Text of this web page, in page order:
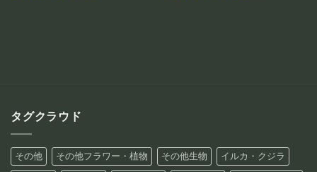
タグクラウド
その他 その他フラワー・植物 その他生物 イルカ・クジラ